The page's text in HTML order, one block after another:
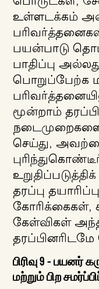
உள்ளடக்கம்
பயன்பாடு
பாதிப்பு
பொறுப்பேற்க
மூன்றாம்
செய்து,
தரப்பு
கேள்விகள்
பிரிவு 9 -
மற்றும் பிற